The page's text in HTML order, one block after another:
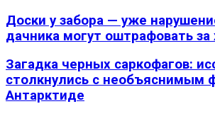
Доски у забора — уже
дачника могут оштрафовать за
Загадка черных саркофагов:
столкнулись с необъяснимым
Антарктиде